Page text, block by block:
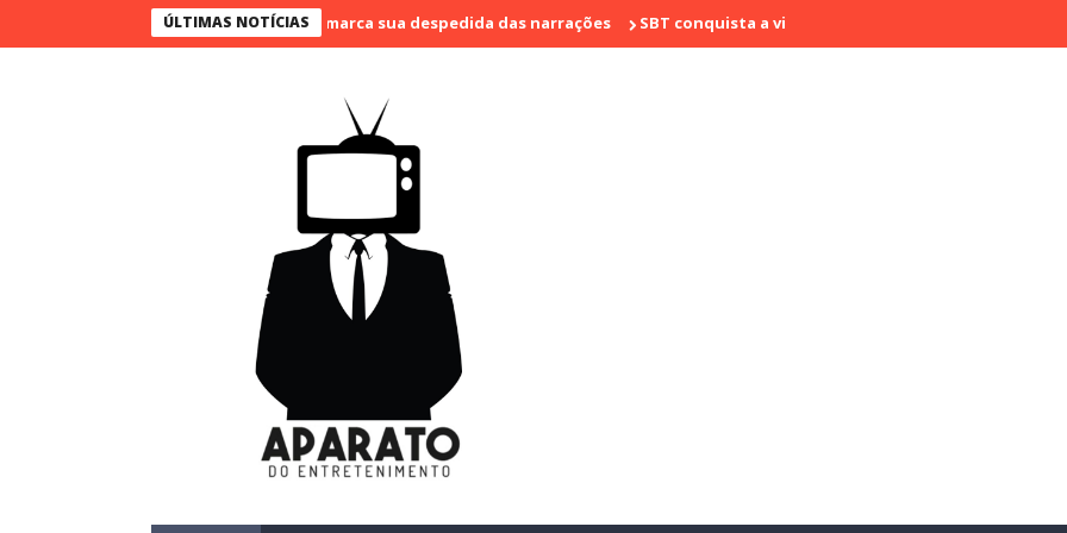
ÚLTIMAS NOTÍCIAS
Bueno narra o último jogo e marca sua despedida das narrações SBT conquista a vice liderança com "Bake Off Brasil" e "SBT